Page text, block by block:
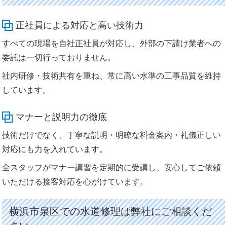
正社員による対応と高い技術力
すべての現場を自社正社員が対応し、外部の下請け業者への
委託は一切行っておりません。
社内研修・技術共有を重ね、常に高い水準の工事品質を維持
しています。
マナーと説明力の徹底
技術だけでなく、丁寧な説明・明瞭な料金案内・礼儀正しい
対応にも力を入れています。
全スタッフがマナー講習を定期的に受講し、安心してご依頼
いただける接客対応を心がけています。
横浜市泉区での水道修理は弊社にご相談くだ